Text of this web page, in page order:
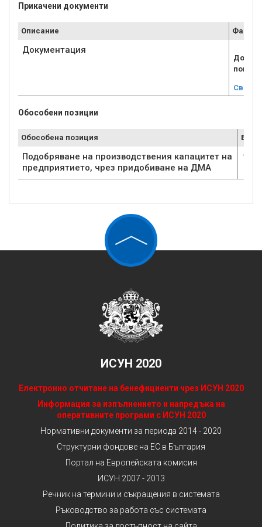
Прикачени документи
Описание Файл
Документация
Свали
Обособени позиции
Обособена позиция Брой
Подобряване на производствения капацитет на
предприятието, чрез придобиване на ДМА
1
ИСУН 2020
Електронно отчитане на бенефициенти чрез ИСУН 2020
Информация за изпълнението и напредъка на
оперативните програми с ИСУН 2020
Нормативни документи за периода 2014 - 2020
Структурни фондове на ЕС в България
Портал на Европейската комисия
ИСУН 2007 - 2013
Речник на термини и съкращения в системата
Ръководство за работа със системата